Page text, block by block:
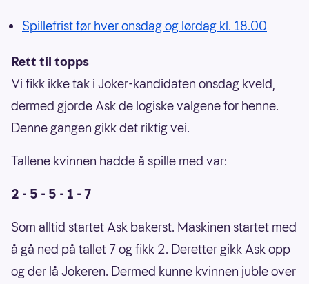
Spillefrist før hver onsdag og lørdag kl. 18.00
Rett til topps
Vi fikk ikke tak i Joker-kandidaten onsdag kveld,
dermed gjorde Ask de logiske valgene for henne.
Denne gangen gikk det riktig vei.
Tallene kvinnen hadde å spille med var:
2 - 5 - 5 - 1 - 7
Som alltid startet Ask bakerst. Maskinen startet med
å gå ned på tallet 7 og fikk 2. Deretter gikk Ask opp
og der lå Jokeren. Dermed kunne kvinnen juble over